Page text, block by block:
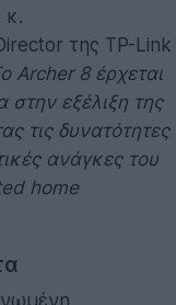
κ.
της TP-Link
Archer 8 έρχεται
εξέλιξη της
τις δυνατότητες
ανάγκες του
home